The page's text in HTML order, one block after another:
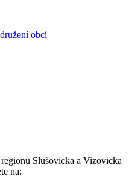
Slušovicka a Vizovicka
na: